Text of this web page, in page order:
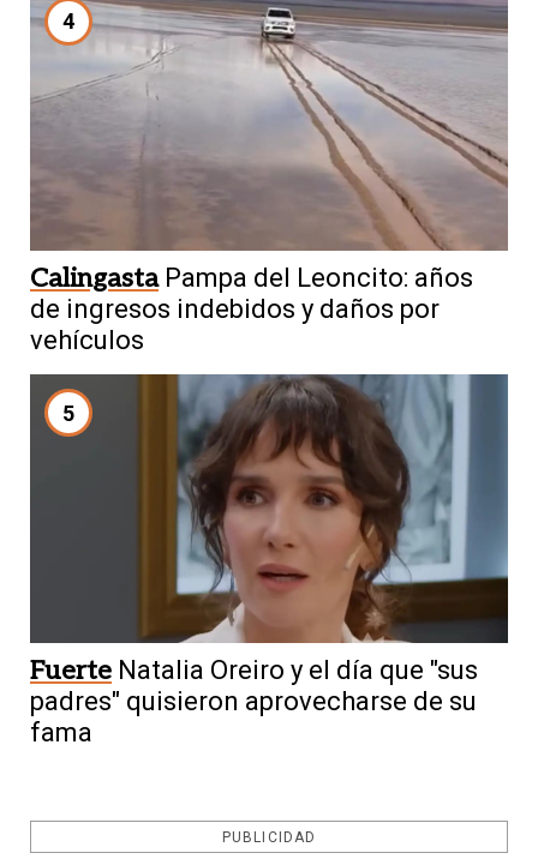
4
Calingasta Pampa del Leoncito: años
de ingresos indebidos y daños por
vehículos
5
Fuerte Natalia Oreiro y el día que "sus
padres" quisieron aprovecharse de su
fama
PUBLICIDAD